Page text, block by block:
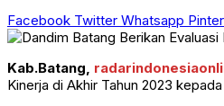
Facebook Twitter Whatsapp
Kab.Batang,
Kinerja di Akhir Tahun 2023